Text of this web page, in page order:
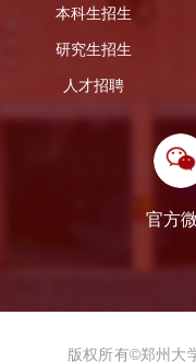
本科生招生
研究生招生
人才招聘
官方
版权所有©️郑州